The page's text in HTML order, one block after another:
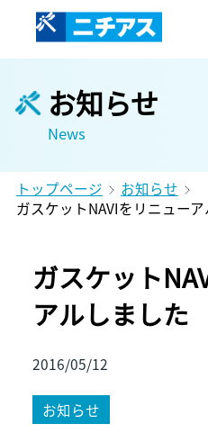
お知らせ
News
トップページ
お知らせ
ガスケットNAVIをリニュー
ガスケット
アルしました
2016/05/12
お知らせ